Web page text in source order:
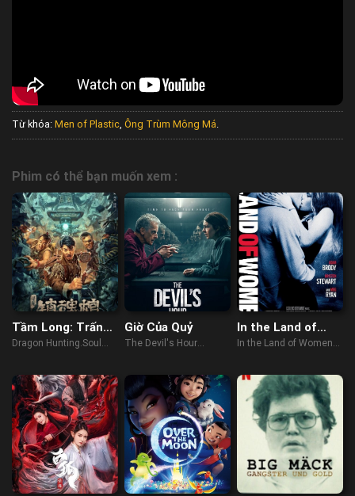
Từ khóa: Men of Plastic, Ông Trùm Mông Má.
Phim có thể bạn muốn xem :
Tầm Long: Trấn
Hồn Quan
Dragon Hunting.Soul
(2023)
Giờ Của Quỷ
The Devil's Hour
In the Land of
Women
In the Land of Women